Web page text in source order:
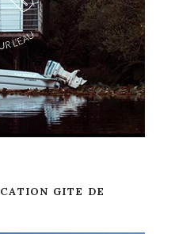
GITE DE